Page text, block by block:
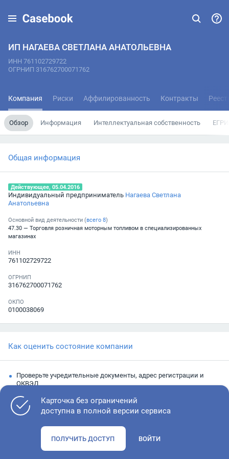
ИП НАГАЕВА СВЕТЛАНА АНАТОЛЬЕВНА
ИНН 761102729722
ОГРНИП 316762700071762
Компания Риски Аффилированность Контракты
Обзор Информация Интеллектуальная собственность
Общая информация
Действующее, 05.04.2016
Индивидуальный предприниматель Нагаева Светлана
Анатольевна
Основной вид деятельности (всего 8)
47.30 — Торговля розничная моторным топливом в специализированных
магазинах
ИНН
761102729722
ОГРНИП
316762700071762
ОКПО
0100038069
Как оценить состояние компании
Проверьте учредительные документы, адрес регистрации и
ОКВЭД
Запросите выписку из ЕГРЮЛ
Изучите финансовые показатели
Проверьте судебную активность и наличие долгов по
исполнительным производствам
Карточка без ограничений
доступна в полной версии сервиса
ПОЛУЧИТЬ ДОСТУП ВОЙТИ